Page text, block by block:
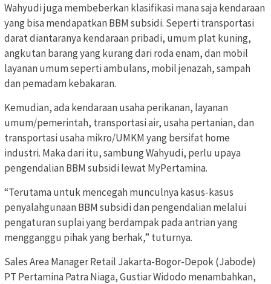
Wahyudi juga membeberkan klasifikasi mana saja kendaraan
yang bisa mendapatkan BBM subsidi. Seperti transportasi
darat diantaranya kendaraan pribadi, umum plat kuning,
angkutan barang yang kurang dari roda enam, dan mobil
layanan umum seperti ambulans, mobil jenazah, sampah
dan pemadam kebakaran.
Kemudian, ada kendaraan usaha perikanan, layanan
umum/pemerintah, transportasi air, usaha pertanian, dan
transportasi usaha mikro/UMKM yang bersifat home
industri. Maka dari itu, sambung Wahyudi, perlu upaya
pengendalian BBM subsidi lewat MyPertamina.
“Terutama untuk mencegah munculnya kasus-kasus
penyalahgunaan BBM subsidi dan pengendalian melalui
pengaturan suplai yang berdampak pada antrian yang
mengganggu pihak yang berhak,” tuturnya.
Sales Area Manager Retail Jakarta-Bogor-Depok (Jabode)
PT Pertamina Patra Niaga, Gustiar Widodo menambahkan,